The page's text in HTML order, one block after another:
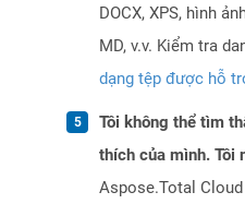
DOCX, XPS, hình
MD, v.v. Kiểm tra
dạng tệp được hỗ
Tôi không thể tìm
thích của mình. Tôi
Aspose.Total